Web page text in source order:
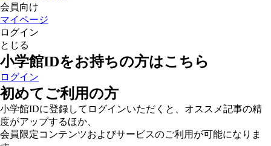
会員向け
マイページ
ログイン
とじる
小学館IDをお持ちの方はこちら
ログイン
初めてご利用の方
小学館IDに登録してログインいただくと、オススメ記事の精
度がアップするほか、
会員限定コンテンツおよびサービスのご利用が可能になりま